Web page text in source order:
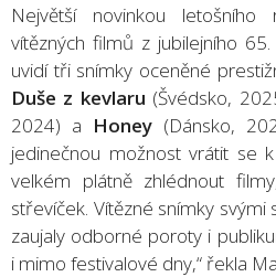
Největší novinkou
vítězných filmů z jubilejního
uvidí tři snímky oceněné
Duše z kevlaru (Švédsko,
2024) a Honey (Dánsko,
jedinečnou možnost vrátit se
velkém plátně zhlédnout
střevíček. Vítězné snímky
zaujaly odborné poroty i
i mimo festivalové dny,“ řekla